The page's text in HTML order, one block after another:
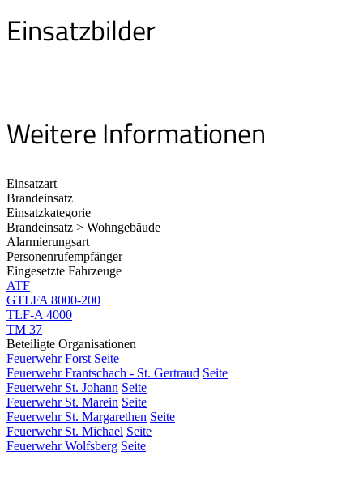
Einsatzbilder
Weitere Informationen
Einsatzart
Brandeinsatz
Einsatzkategorie
Brandeinsatz > Wohngebäude
Alarmierungsart
Personenrufempfänger
Eingesetzte Fahrzeuge
ATF
GTLFA 8000-200
TLF-A 4000
TM 37
Beteiligte Organisationen
Feuerwehr Forst Seite
Feuerwehr Frantschach - St. Gertraud Seite
Feuerwehr St. Johann Seite
Feuerwehr St. Marein Seite
Feuerwehr St. Margarethen Seite
Feuerwehr St. Michael Seite
Feuerwehr Wolfsberg Seite